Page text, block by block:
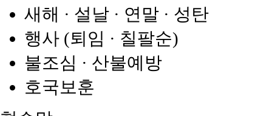
새해 · 설날 · 연말 · 성탄
행사 (퇴임 · 칠팔순)
불조심 · 산불예방
호국보훈